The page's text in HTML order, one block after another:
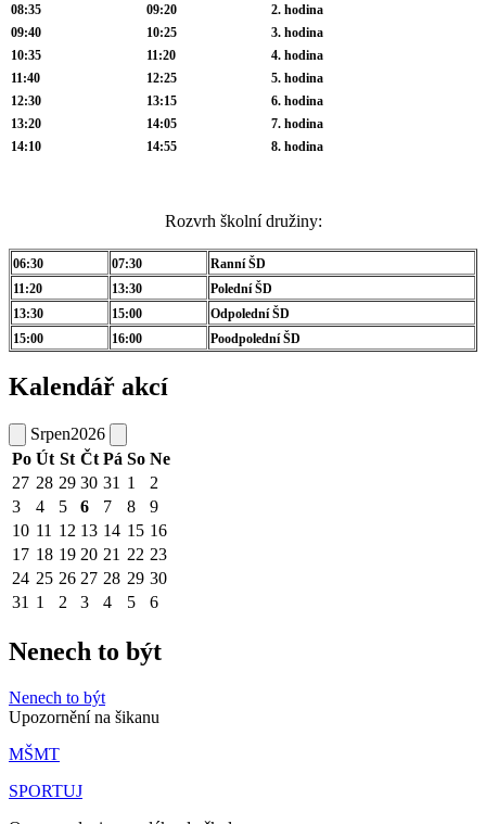
08:35
09:20
2. hodina
09:40
10:25
3. hodina
10:35
11:20
4. hodina
11:40
12:25
5. hodina
12:30
13:15
6. hodina
13:20
14:05
7. hodina
14:10
14:55 8. hodina
Rozvrh školní družiny:
06:30 07:30
Ranní ŠD
11:20
13:30
Polední ŠD
13:30
15:00
Odpolední ŠD
15:00
16:00 Poodpolední ŠD
Kalendář akcí
Srpen2026
Po Út St Čt Pá So Ne
27 28 29 30 31 1
2
3
4 5 6 7 8
9
10 11 12 13 14 15 16
17 18 19 20 21 22 23
24 25 26 27 28 29 30
31 1 2 3 4 5 6
Nenech to být
Nenech to být
Upozornění na šikanu
MŠMT
SPORTUJ